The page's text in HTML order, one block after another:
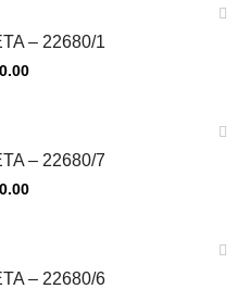
– 22680/1
– 22680/7
– 22680/6